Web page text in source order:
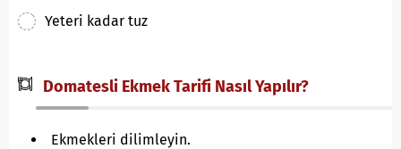
Yeteri kadar tuz
Domatesli Ekmek Tarifi Nasıl Yapılır?
Ekmekleri dilimleyin.